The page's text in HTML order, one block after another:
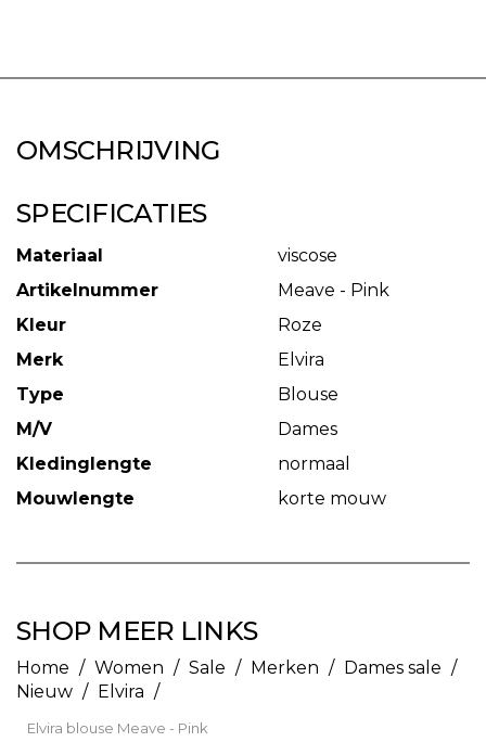
OMSCHRIJVING
SPECIFICATIES
Materiaal
viscose
Artikelnummer
Meave - Pink
Kleur
Roze
Merk
Elvira
Type
Blouse
M/V
Dames
Kledinglengte
normaal
Mouwlengte
korte mouw
SHOP MEER LINKS
Home / Women / Sale / Merken / Dames sale /
Nieuw / Elvira /
Elvira blouse Meave - Pink